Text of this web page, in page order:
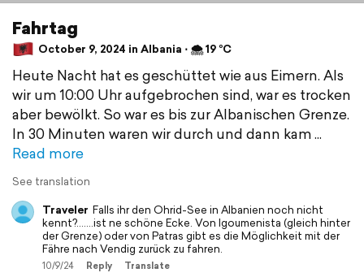
Fahrtag
October 9, 2024 in Albania ⋅ 🌨 19 °C
Heute Nacht hat es geschüttet wie aus Eimern. Als
wir um 10:00 Uhr aufgebrochen sind, war es trocken
aber bewölkt. So war es bis zur Albanischen Grenze.
In 30 Minuten waren wir durch und dann kam
Read more
See translation
Traveler Falls ihr den Ohrid-See in Albanien noch nicht
kennt?…….ist ne schöne Ecke. Von Igoumenista (gleich hinter
der Grenze) oder von Patras gibt es die Möglichkeit mit der
Fähre nach Vendig zurück zu fahren.
10/9/24 Reply Translate